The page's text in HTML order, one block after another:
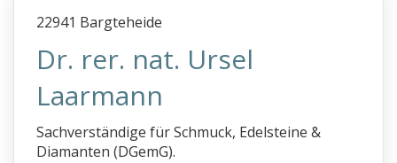
EDV Gutachten
EDV Sachverständiger
Elektrosmogmessung
Elektrotechnik
Energieausweis
22941 Bargteheide
Dr. rer. nat. Ursel
Laarmann
Sachverständige für Schmuck, Edelsteine &
Diamanten (DGemG).